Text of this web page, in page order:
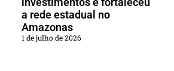
a rede estadual no
Amazonas
1 de julho de 2026